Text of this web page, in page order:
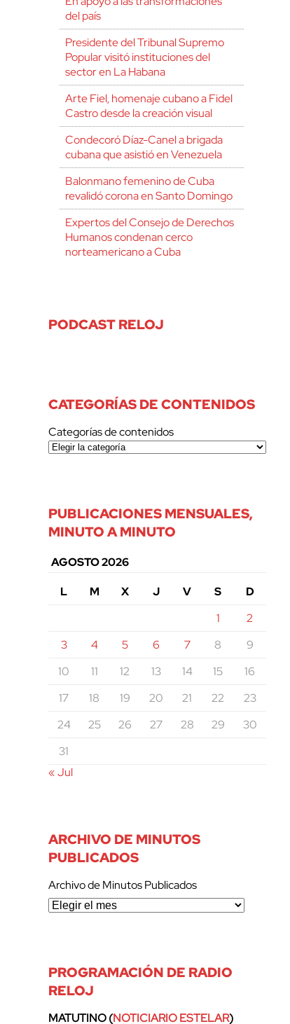
del país
Presidente del Tribunal Supremo
Popular visitó instituciones del
sector en La Habana
Arte Fiel, homenaje cubano a Fidel
Castro desde la creación visual
Condecoró Díaz-Canel a brigada
cubana que asistió en Venezuela
Balonmano femenino de Cuba
revalidó corona en Santo Domingo
Expertos del Consejo de Derechos
Humanos condenan cerco
norteamericano a Cuba
PODCAST RELOJ
CATEGORÍAS DE CONTENIDOS
Categorías de contenidos
PUBLICACIONES MENSUALES,
MINUTO A MINUTO
AGOSTO 2026
L
M X J V S
D
1
2
3
4 5 6 7 8
9
10
11 12 13 14 15
16
17
18 19 20 21 22
23
24
25 26 27 28 29
30
31
« Jul
ARCHIVO DE MINUTOS
PUBLICADOS
Archivo de Minutos Publicados
PROGRAMACIÓN DE RADIO
RELOJ
MATUTINO (NOTICIARIO ESTELAR)